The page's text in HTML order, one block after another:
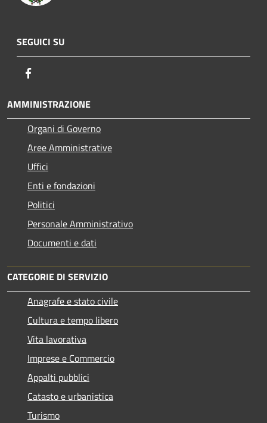
SEGUICI SU
AMMINISTRAZIONE
Organi di Governo
Aree Amministrative
Uffici
Enti e fondazioni
Politici
Personale Amministrativo
Documenti e dati
CATEGORIE DI SERVIZIO
Anagrafe e stato civile
Cultura e tempo libero
Vita lavorativa
Imprese e Commercio
Appalti pubblici
Catasto e urbanistica
Turismo